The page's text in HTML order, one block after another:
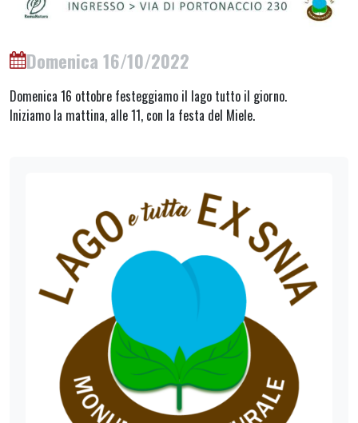
Domenica 16/10/2022
Domenica 16 ottobre festeggiamo il lago tutto il giorno.
Iniziamo la mattina, alle 11, con la festa del Miele.